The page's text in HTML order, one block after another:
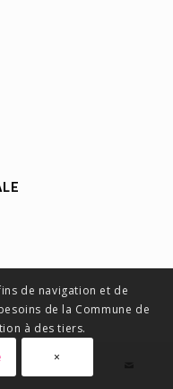
de navigation et de
de la Commune de
à des tiers.
×